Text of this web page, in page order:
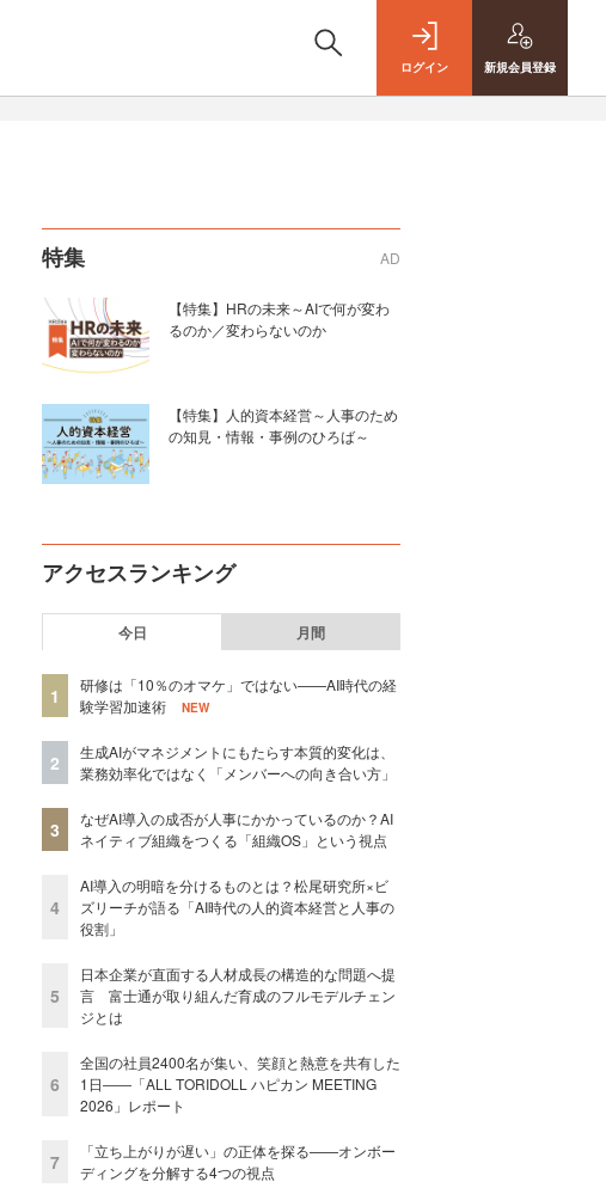
ログイン 新規会員登録
特集 AD
【特集】HRの未来～AIで何が変わ
るのか／変わらないのか
【特集】人的資本経営～人事のため
の知見・情報・事例のひろば～
アクセスランキング
今日 月間
1
研修は「10％のオマケ」ではない——AI時代の経
験学習加速術
NEW
2
生成AIがマネジメントにもたらす本質的変化は、
業務効率化ではなく「メンバーへの向き合い方」
3
なぜAI導入の成否が人事にかかっているのか？AI
ネイティブ組織をつくる「組織OS」という視点
4
AI導入の明暗を分けるものとは？松尾研究所×ビ
ズリーチが語る「AI時代の人的資本経営と人事の
役割」
5
日本企業が直面する人材成長の構造的な問題へ提
言 富士通が取り組んだ育成のフルモデルチェン
ジとは
6
全国の社員2400名が集い、笑顔と熱意を共有した
1日――「ALL TORIDOLL ハピカン MEETING
2026」レポート
7
「立ち上がりが遅い」の正体を探る——オンボー
ディングを分解する4つの視点